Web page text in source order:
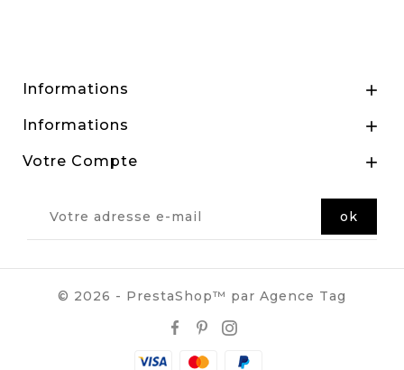
Informations 
Informations 
Votre Compte 
© 2026 - PrestaShop™ par Agence Tag